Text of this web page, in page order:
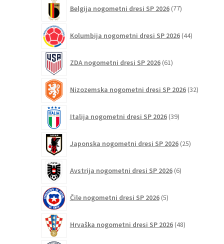
Belgija nogometni dresi SP 2026 77izdelkov
Kolumbija nogometni dresi SP 2026 44izdelkov
ZDA nogometni dresi SP 2026 61izdelkov
Nizozemska nogometni dresi SP 2026 32izdelkov
Italija nogometni dresi SP 2026 39izdelkov
Japonska nogometni dresi SP 2026 25izdelkov
Avstrija nogometni dresi SP 2026 6izdelkov
Čile nogometni dresi SP 2026 5izdelkov
Hrvaška nogometni dresi SP 2026 48izdelkov